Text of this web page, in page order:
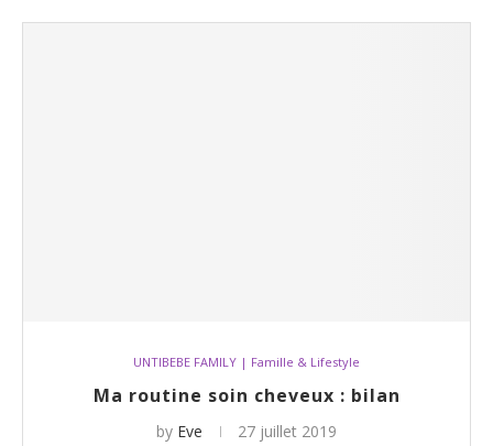
UNTIBEBE FAMILY | Famille & Lifestyle
Ma routine soin cheveux : bilan
by Eve 27 juillet 2019